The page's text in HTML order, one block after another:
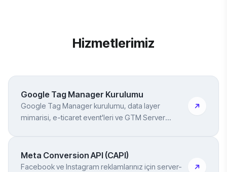
Hizmetlerimiz
Google Tag Manager Kurulumu
Google Tag Manager kurulumu, data layer
mimarisi, e-ticaret event'leri ve GTM Server
Meta Conversion API (CAPI)
Facebook ve Instagram reklamlarınız için server-